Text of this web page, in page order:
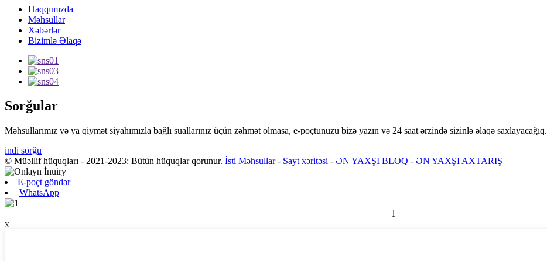
Haqqımızda
Məhsullar
Xəbərlər
Bizimlə Əlaqə
Sorğular
Məhsullarımız və ya qiymət siyahımızla bağlı suallarınız üçün zəhmət olmasa, e-poçtunuzu bizə yazın və 24 saat ərzində sizinlə əlaqə saxlayacağıq.
indi sorğu
© Müəllif hüquqları - 2021-2023: Bütün hüquqlar qorunur. İsti Məhsullar- Sayt xəritəsi - ƏN YAXŞI BLOQ - ƏN YAXŞI AXTARIŞ
E-poçt göndər
WhatsApp
1
x